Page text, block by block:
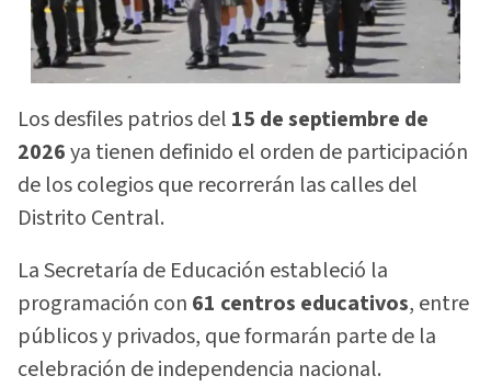
Los desfiles patrios del 15 de septiembre de
2026ya tienen definido el orden de participación
de los colegios que recorrerán las calles del
Distrito Central.
La Secretaría de Educación estableció la
programación con 61 centros educativos, entre
públicos y privados, que formarán parte de la
celebración de independencia nacional.